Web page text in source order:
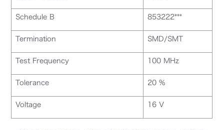
Schedule B 853222***
Termination SMD/SMT
Test Frequency 100 MHz
Tolerance 20 %
Voltage 16 V